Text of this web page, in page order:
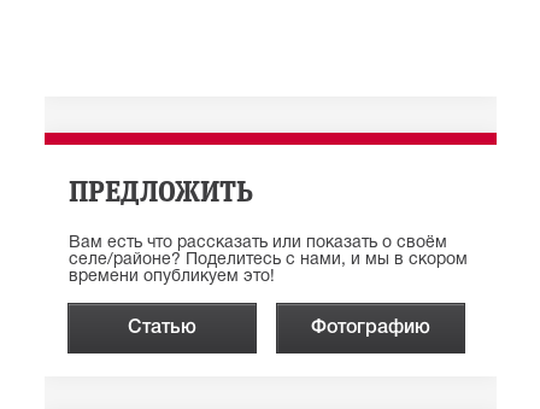
ПРЕДЛОЖИТЬ
Вам есть что рассказать или показать о своём
селе/районе? Поделитесь с нами, и мы в скором
времени опубликуем это!
Статью Фотографию